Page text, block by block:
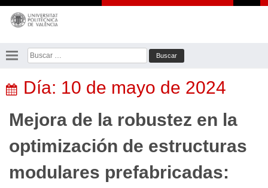
Saltar
contenido
Buscar:
Día: 10 de mayo de 2024
Mejora de la robustez en la
optimización de estructuras
modulares prefabricadas: